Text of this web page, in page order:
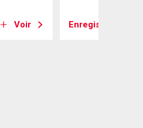
Voir Enregistrer